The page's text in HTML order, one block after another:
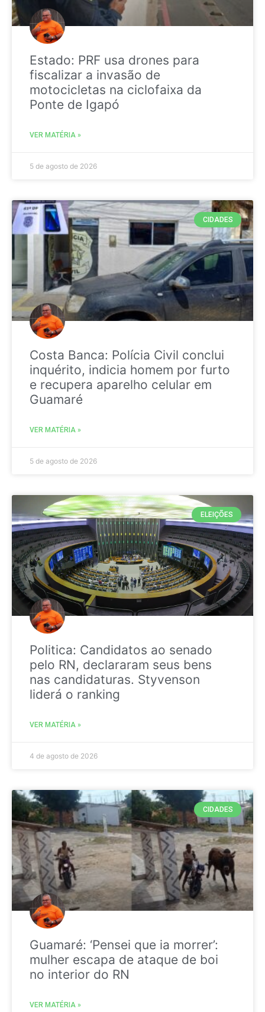
Estado: PRF usa drones para
fiscalizar a invasão de
motocicletas na ciclofaixa da
Ponte de Igapó
VER MATÉRIA »
5 de agosto de 2026
CIDADES
Costa Banca: Polícia Civil conclui
inquérito, indicia homem por furto
e recupera aparelho celular em
Guamaré
VER MATÉRIA »
5 de agosto de 2026
ELEIÇÕES
Politica: Candidatos ao senado
pelo RN, declararam seus bens
nas candidaturas. Styvenson
liderá o ranking
VER MATÉRIA »
4 de agosto de 2026
CIDADES
Guamaré: ‘Pensei que ia morrer’:
mulher escapa de ataque de boi
no interior do RN
VER MATÉRIA »